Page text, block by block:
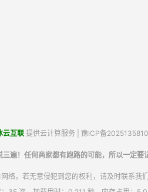
云互联 提供云计算服务 | 豫ICP备
三遍！任何商家都有跑路的可能，所以一定
络，若无意侵犯到您的权利，请及时联系我